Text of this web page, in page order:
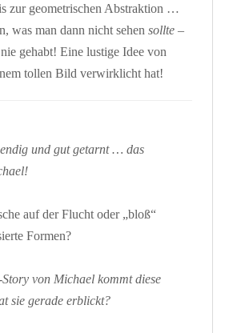
zur geometrischen Abstraktion …
was man dann nicht sehen sollte –
gehabt! Eine lustige Idee von
tollen Bild verwirklicht hat!
und gut getarnt … das
auf der Flucht oder „bloß“
Formen?
von Michael kommt diese
sie gerade erblickt?